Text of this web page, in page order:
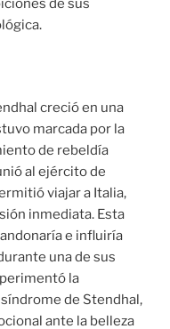
de sus
creció en una
marcada por la
de rebeldía
al ejército de
viajar a Italia,
inmediata. Esta
e influiría
una de sus
la
de Stendhal,
ante la belleza